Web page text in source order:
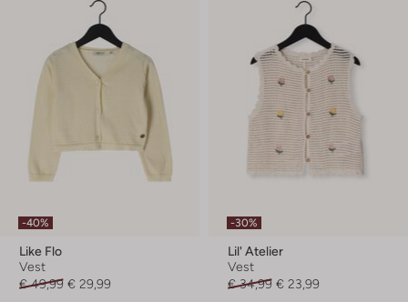
-40%
Like Flo
Vest
€ 49,99 € 29,99
-30%
Lil' Atelier
Vest
€ 34,99 € 23,99